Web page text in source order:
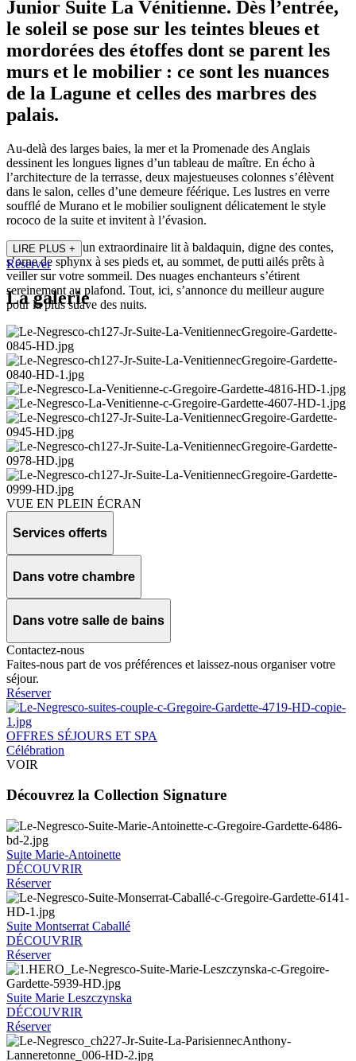
Junior Suite La Vénitienne. Dès l’entrée,
le soleil se pose sur les teintes bleues et
mordorées des étoffes dont se parent les
murs et le mobilier : ce sont les nuances
de la Lagune et celles des marbres des
palais.
Au-delà des larges baies, la mer et la Promenade des Anglais
dessinent les longues lignes d’un tableau de maître. En écho à
l’architecture de la terrasse, deux majestueuses colonnes s’élèvent
dans le salon, celles d’une demeure féérique. Les lustres en verre
soufflé de Murano et le mobilier soulignent délicatement le style
rococo de la suite et invitent à l’évasion.
Côté chambre, un extraordinaire lit à baldaquin, digne des contes,
s’orne de sphynx à ses pieds et, au sommet, de putti ailés prêts à
veiller sur votre sommeil. Des nuages enchanteurs s’étirent
sereinement au plafond. Tout, ici, s’annonce du meilleur augure
pour la plus suave des nuits.
LIRE PLUS +
Réserver
La galerie
VUE EN PLEIN ÉCRAN
Services offerts
Dans votre chambre
Dans votre salle de bains
Contactez-nous
Faites-nous part de vos préférences et laissez-nous organiser votre
séjour.
Réserver
OFFRES SÉJOURS ET SPA
Célébration
VOIR
Découvrez la Collection Signature
Suite Marie-Antoinette
DÉCOUVRIR
Réserver
Suite Montserrat Caballé
DÉCOUVRIR
Réserver
Suite Marie Leszczynska
DÉCOUVRIR
Réserver